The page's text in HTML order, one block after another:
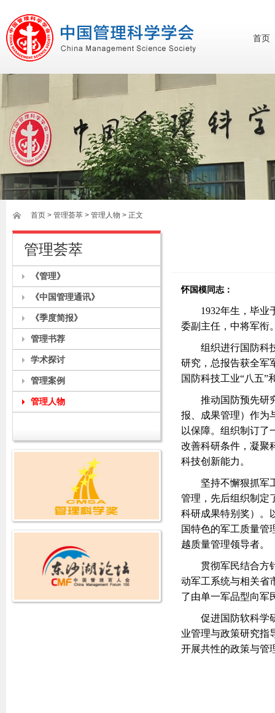
首页
首页 > 管理荟萃 > 管理人物 > 正文
管理荟萃
《管理》
《中国管理通讯》
《季度简报》
管理书荐
学术探讨
管理案例
管理人物
怀国模同志：
1932年生，毕业
委副主任，中将军衔
组织进行国防科
研究，总报告获全军
国防科技工业“八五”
推动国防预先研
报、成果管理）作为
以保障。组织制订了
改善科研条件，凝聚
科技创新能力。
坚持不懈狠抓军
管理，先后组织制定
科研成果特别奖）。
国特色的军工质量管
越质量管理领导者。
贯彻军民结合方
动军工系统与相关省
了由单一军品型向军
促进国防软科学
业管理与政策研究指
开展共性的政策与管